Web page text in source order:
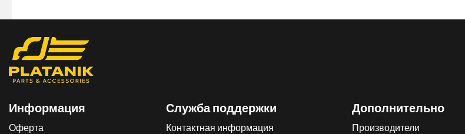
Информация
Оферта
Служба поддержки
Контактная информация
Дополнительно
Производители